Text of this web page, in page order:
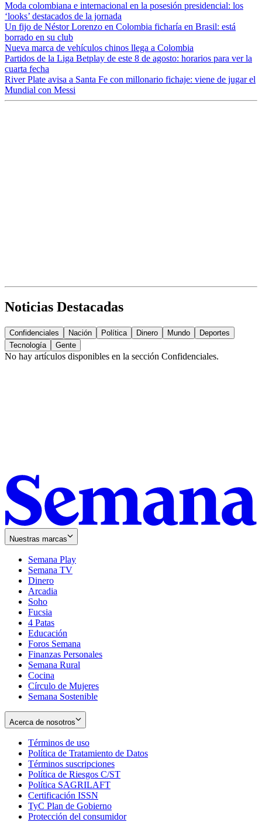
Moda colombiana e internacional en la posesión presidencial: los
‘looks’ destacados de la jornada
Un fijo de Néstor Lorenzo en Colombia ficharía en Brasil: está
borrado en su club
Nueva marca de vehículos chinos llega a Colombia
Partidos de la Liga Betplay de este 8 de agosto: horarios para ver la
cuarta fecha
River Plate avisa a Santa Fe con millonario fichaje: viene de jugar el
Mundial con Messi
Noticias Destacadas
Confidenciales Nación Política Dinero Mundo
Deportes
Tecnología
Gente
No hay artículos disponibles en la sección Confidenciales.
Nuestras marcas
Semana Play
Semana TV
Dinero
Arcadia
Soho
in
new
window
Fucsia
in
new
window
4 Patas
Educación
Foros Semana
Finanzas Personales
Semana Rural
Cocina
Círculo de Mujeres
Semana Sostenible
Acerca de nosotros
Términos de uso
in
new
window
Política de Tratamiento de Datos
Términos suscripciones
in
Política de Riesgos C/ST
Política SAGRILAFT
new
window
Certificación ISSN
in
new
TyC Plan de Gobierno
in
Protección del consumidorOpens